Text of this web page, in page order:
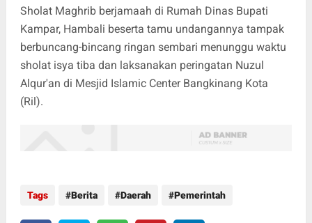
Sholat Maghrib berjamaah di Rumah Dinas Bupati
Kampar, Hambali beserta tamu undangannya tampak
berbuncang-bincang ringan sembari menunggu waktu
sholat isya tiba dan laksanakan peringatan Nuzul
Alqur'an di Mesjid Islamic Center Bangkinang Kota
(Ril).
Tags Berita Daerah Pemerintah